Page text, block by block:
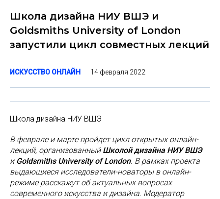
Школа дизайна НИУ ВШЭ и
Goldsmiths University of London
запустили цикл совместных лекций
ИСКУССТВО ОНЛАЙН 14 февраля 2022
Школа дизайна НИУ ВШЭ
В феврале и марте пройдет цикл открытых онлайн-
лекций, организованный Школой дизайна НИУ ВШЭ
и Goldsmiths University of London. В рамках проекта
выдающиеся исследователи-новаторы в онлайн-
режиме расскажут об актуальных вопросах
современного искусства и дизайна. Модератор